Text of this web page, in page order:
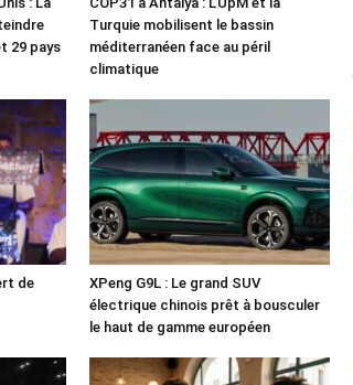
29 pays
Turquie mobilisent le bassin
méditerranéen face au péril
climatique
de
XPeng G9L : Le grand SUV
électrique chinois prêt à bousculer
le haut de gamme européen